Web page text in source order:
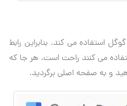
استفاده می کند. بنابراین رابط
می کنند راحت است. هر جا که